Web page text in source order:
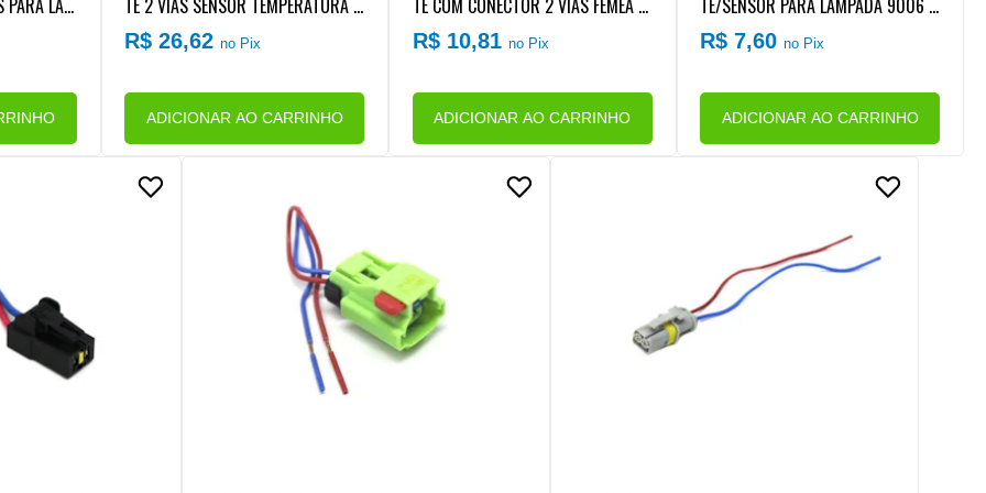
COMB
RAPI
R (REPARO RAPIDO)
R$ 26,62no Pix
ADICIONAR AO CARRINHO
ENSOR TEMPERATURA DAGUA AGR
ALE/FORD/VW
R$ 10,81 no Pix
ADICIONAR AO CARRINHO
B4 FAROL BAIXO | FAROL AUXILIAR/
NEBLINA (COM RABICHO)
R$ 7,60no Pix
ADICIONAR AO CARRINHO